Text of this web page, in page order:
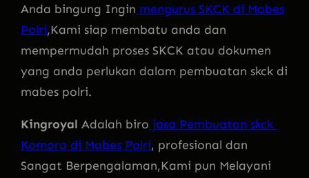
Anda bingung Ingin mengurus SKCK di Mabes
Polri,Kami siap membatu anda dan
mempermudah proses SKCK atau dokumen
yang anda perlukan dalam pembuatan skck di
mabes polri.
Kingroyal Adalah biro jasa Pembuatan skck
Komoro di Mabes Polri, profesional dan
Sangat Berpengalaman,Kami pun Melayani